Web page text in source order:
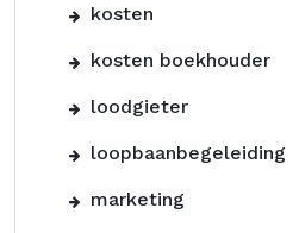
kosten
kosten boekhouder
loodgieter
loopbaanbegeleiding
marketing